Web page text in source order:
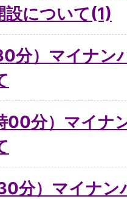
設について(1)
分）マイナン
00分）マイ
分）マイナ